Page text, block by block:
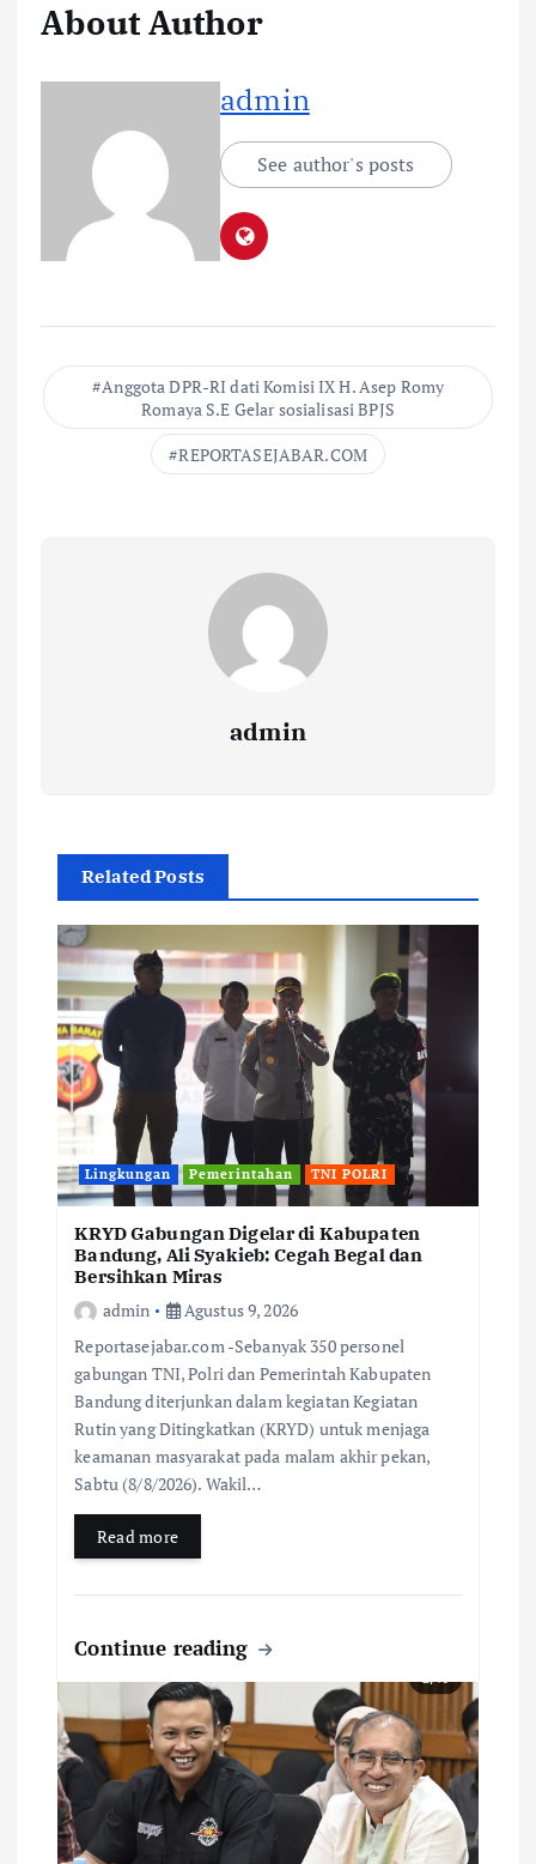
About Author
admin
See author's posts
Anggota DPR-RI dati Komisi IX H. Asep Romy
Romaya S.E Gelar sosialisasi BPJS
REPORTASEJABAR.COM
admin
Related Posts
Lingkungan Pemerintahan TNI POLRI
KRYD Gabungan Digelar di Kabupaten
Bandung, Ali Syakieb: Cegah Begal dan
Bersihkan Miras
admin
Agustus 9, 2026
Reportasejabar.com -Sebanyak 350 personel
gabungan TNI, Polri dan Pemerintah Kabupaten
Bandung diterjunkan dalam kegiatan Kegiatan
Rutin yang Ditingkatkan (KRYD) untuk menjaga
keamanan masyarakat pada malam akhir pekan,
Sabtu (8/8/2026). Wakil…
Read more
Continue reading